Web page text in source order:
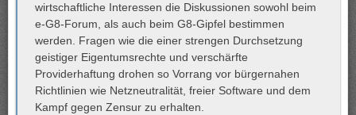
wirtschaftliche Interessen die Diskussionen sowohl beim
e-G8-Forum, als auch beim G8-Gipfel bestimmen
werden. Fragen wie die einer strengen Durchsetzung
geistiger Eigentumsrechte und verschärfte
Providerhaftung drohen so Vorrang vor bürgernahen
Richtlinien wie Netzneutralität, freier Software und dem
Kampf gegen Zensur zu erhalten.